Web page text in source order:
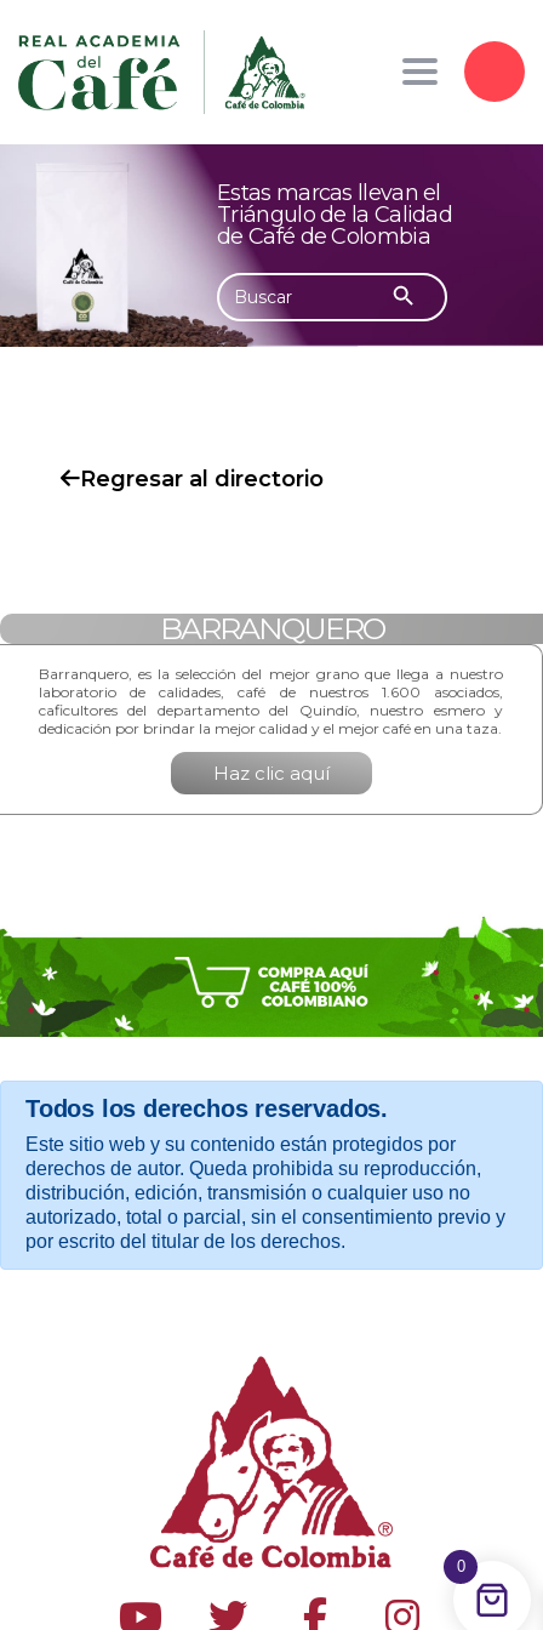
Toggle
Estas marcas llevan el
Triángulo de la Calidad
de Café de Colombia
Buscar: Botón de búsqueda
Regresar al directorio
BARRANQUERO
Barranquero, es la selección del mejor grano que llega a nuestro
laboratorio de calidades, café de nuestros 1.600 asociados,
caficultores del departamento del Quindío, nuestro esmero y
dedicación por brindar la mejor calidad y el mejor café en una taza.
Haz clic aquí
Todos los derechos reservados.
Este sitio web y su contenido están protegidos por
derechos de autor. Queda prohibida su reproducción,
distribución, edición, transmisión o cualquier uso no
autorizado, total o parcial, sin el consentimiento previo y
por escrito del titular de los derechos.
0